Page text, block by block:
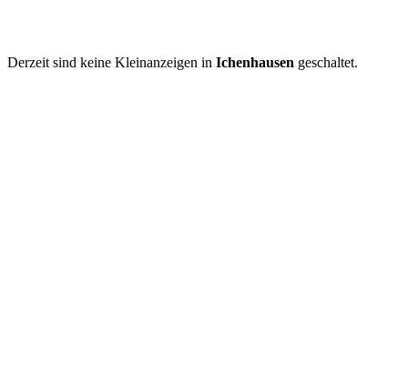
Derzeit sind keine Kleinanzeigen in Ichenhausen geschaltet.